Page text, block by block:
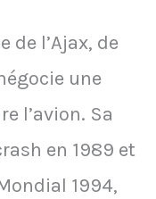
de l’Ajax, de
une
l’avion. Sa
en 1989 et
1994,